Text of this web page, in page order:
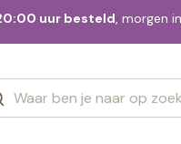
uur besteld, morgen